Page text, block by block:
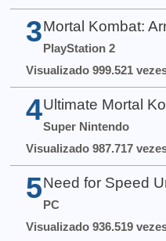
3 Mortal Kombat:
PlayStation 2
Visualizado 999.521
4 Ultimate Mortal
Super Nintendo
Visualizado 987.717
5 Need for Speed
PC
Visualizado 936.519